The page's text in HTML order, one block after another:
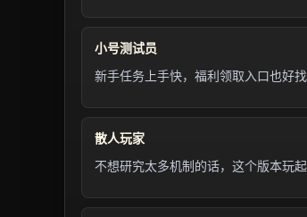
小号测试员
新手任务上手快，福利领取入口也好找
散人玩家
不想研究太多机制的话，这个版本玩起